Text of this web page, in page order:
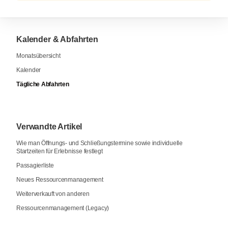
Kalender & Abfahrten
Monatsübersicht
Kalender
Tägliche Abfahrten
Verwandte Artikel
Wie man Öffnungs- und Schließungstermine sowie individuelle
Startzeiten für Erlebnisse festlegt
Passagierliste
Neues Ressourcenmanagement
Weiterverkauft von anderen
Ressourcenmanagement (Legacy)